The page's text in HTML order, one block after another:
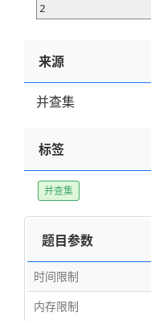
2
来源
并查集
标签
并查集
题目参数
时间限制
内存限制